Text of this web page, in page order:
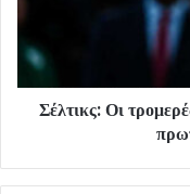
Σέλτικς: Οι